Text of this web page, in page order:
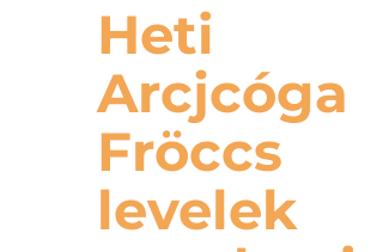
Heti
Arcjcóga
Fröccs
levelek